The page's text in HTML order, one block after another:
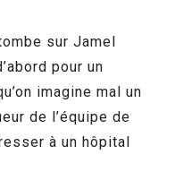
sur Jamel
pour un
imagine mal un
de l’équipe de
à un hôpital